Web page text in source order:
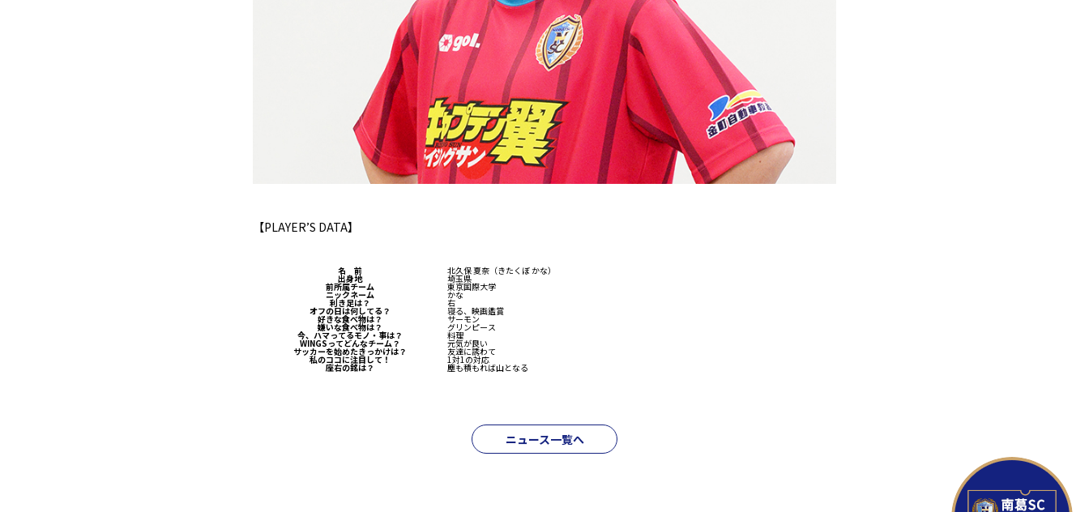
【PLAYER’S DATA】
名 前 北久保 夏奈（きたくぼ かな）
出身地 埼玉県
前所属チーム 東京国際大学
ニックネーム かな
利き足は？ 右
オフの日は何してる？ 寝る、映画鑑賞
好きな食べ物は？ サーモン
嫌いな食べ物は？ グリンピース
今、ハマってるモノ・事は？ 料理
WINGSってどんなチーム？ 元気が良い
サッカーを始めたきっかけは？ 友達に誘わて
私のココに注目して！ 1対1の対応
座右の銘は？ 塵も積もれば山となる
ニュース一覧へ